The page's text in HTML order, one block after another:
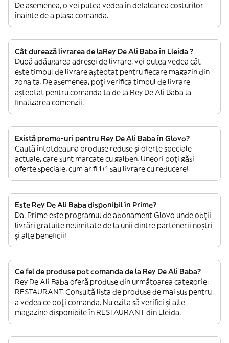
De asemenea, o vei putea vedea în defalcarea costurilor
înainte de a plasa comanda.
Cât durează livrarea de laRey De Ali Baba în Lleida ?
După adăugarea adresei de livrare, vei putea vedea cât
este timpul de livrare așteptat pentru fiecare magazin din
zona ta. De asemenea, poți verifica timpul de livrare
așteptat pentru comanda ta de la Rey De Ali Baba la
finalizarea comenzii.
Există promo-uri pentru Rey De Ali Baba în Glovo?
Caută întotdeauna produse reduse și oferte speciale
actuale, care sunt marcate cu galben. Uneori poți găsi
oferte speciale, cum ar fi 1+1 sau livrare cu reducere!
Este Rey De Ali Baba disponibil în Prime?
Da. Prime este programul de abonament Glovo unde obții
livrări gratuite nelimitate de la unii dintre partenerii noștri
și alte beneficii!
Ce fel de produse pot comanda de la Rey De Ali Baba?
Rey De Ali Baba oferă produse din următoarea categorie:
RESTAURANT. Consultă lista de produse de mai sus pentru
a vedea ce poți comanda. Nu ezita să verifici și alte
magazine disponibile în RESTAURANT din Lleida.